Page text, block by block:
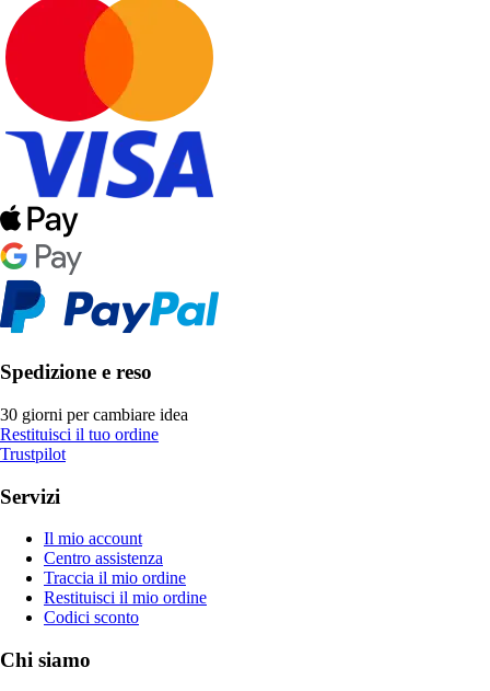
Spedizione e reso
30 giorni per cambiare idea
Restituisci il tuo ordine
Trustpilot
Servizi
Il mio account
Centro assistenza
Traccia il mio ordine
Restituisci il mio ordine
Codici sconto
Chi siamo